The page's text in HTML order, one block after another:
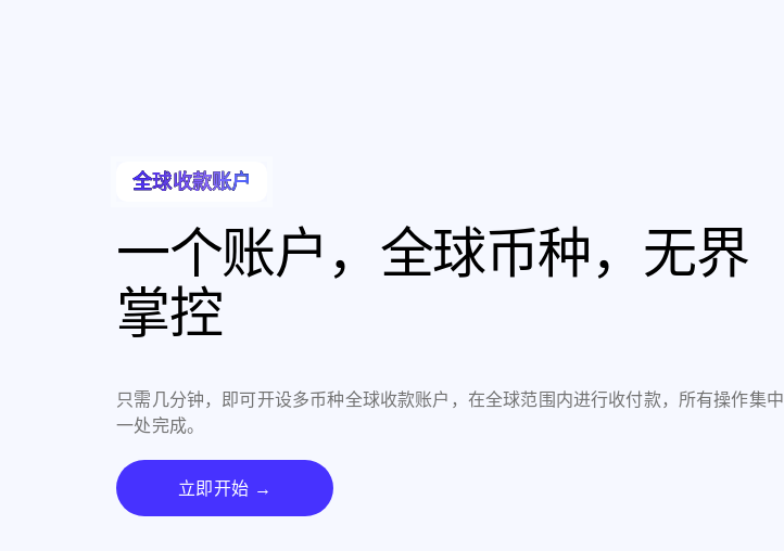
全球收款账户
一个账户，全球币种，无界
掌控
只需几分钟，即可开设多币种全球收款账户，在全球范围内进行收付款，所有操作集中
一处完成。
立即开始 →